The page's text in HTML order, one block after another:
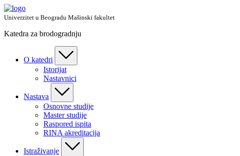
Skip
to
Univerzitet u Beogradu Mašinski fakultet
Katedra za brodogradnju
O katedri
Istorijat
Nastavnici
Nastava
Osnovne studije
Master studije
Raspored ispita
RINA akreditacija
Istraživanje